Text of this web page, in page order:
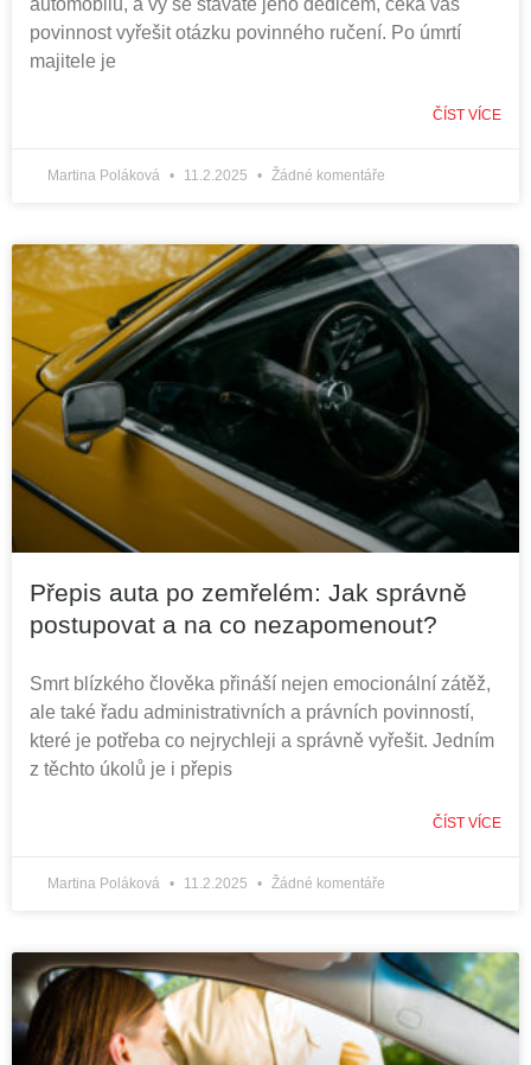
automobilu, a vy se stáváte jeho dědicem, čeká vás
povinnost vyřešit otázku povinného ručení. Po úmrtí
majitele je
ČÍST VÍCE
Martina Poláková 11.2.2025 Žádné komentáře
Přepis auta po zemřelém: Jak správně
postupovat a na co nezapomenout?
Smrt blízkého člověka přináší nejen emocionální zátěž,
ale také řadu administrativních a právních povinností,
které je potřeba co nejrychleji a správně vyřešit. Jedním
z těchto úkolů je i přepis
ČÍST VÍCE
Martina Poláková 11.2.2025 Žádné komentáře